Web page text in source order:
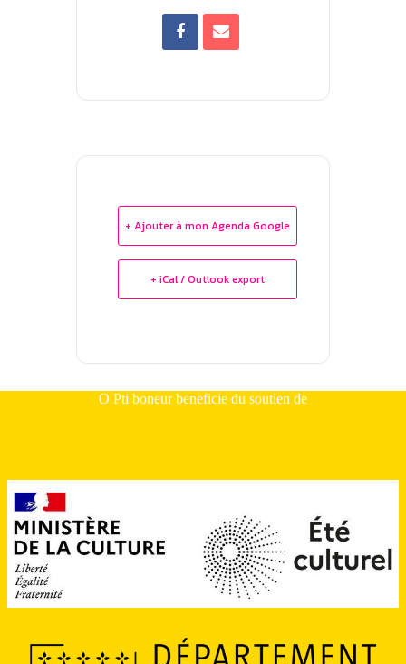
+ Ajouter à mon Agenda Google
+ iCal / Outlook export
O Pti boneur beneficie du soutien de